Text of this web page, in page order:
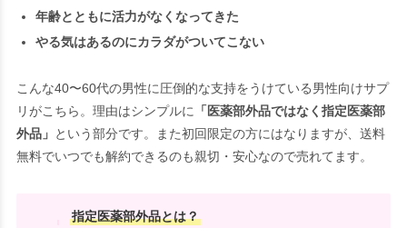
年齢とともに活力がなくなってきた
やる気はあるのにカラダがついてこない
こんな40〜60代の男性に圧倒的な支持をうけている男性向けサプ
リがこちら。理由はシンプルに 「医薬部外品ではなく指定医薬部
外品」 という部分です。また初回限定の方にはなりますが、送料
無料でいつでも解約できるのも親切・安心なので売れてます。
指定医薬部外品とは？